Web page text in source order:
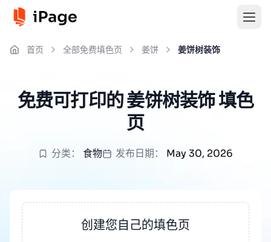
首页 全部免费填色页 姜饼 姜饼树装饰
免费可打印的 姜饼树装饰 填色
页
分类： 食物 发布日期： May 30, 2026
创建您自己的填色页